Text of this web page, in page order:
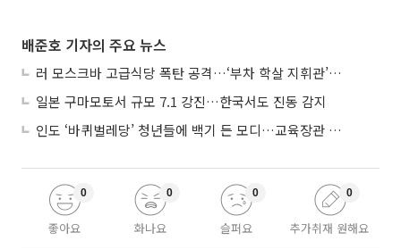
배준호 기자의 주요 뉴스
러 모스크바 고급식당 폭탄 공격…‘부차 학살 지휘관’ 노렸나
일본 구마모토서 규모 7.1 강진…한국서도 진동 감지
인도 ‘바퀴벌레당’ 청년들에 백기 든 모디…교육장관 사퇴
좋아요
0
화나요
0
슬퍼요
0
추가취재 원해요
0